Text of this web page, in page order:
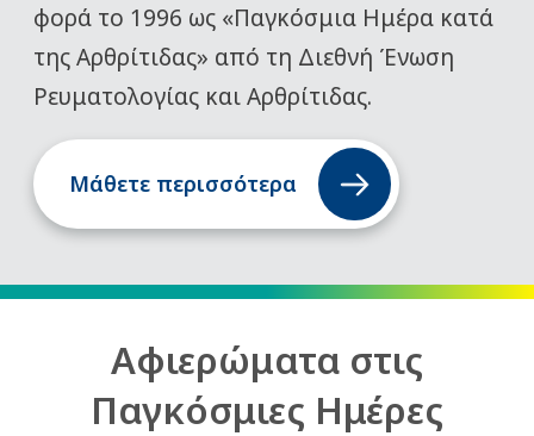
φορά το 1996 ως «Παγκόσμια Ημέρα κατά
της Αρθρίτιδας» από τη Διεθνή Ένωση
Ρευματολογίας και Αρθρίτιδας.
Μάθετε περισσότερα
Αφιερώματα στις
Παγκόσμιες Ημέρες